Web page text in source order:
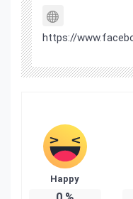
https://
Happy